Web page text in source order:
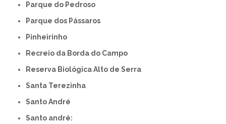
Parque do Pedroso
Parque dos Pássaros
Pinheirinho
Recreio da Borda do Campo
Reserva Biológica Alto de Serra
Santa Terezinha
Santo André
Santo andré: